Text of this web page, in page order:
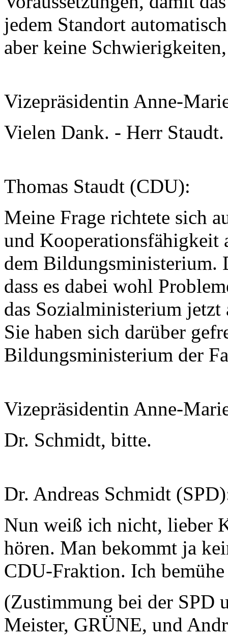
jedem Standort
aber keine
Vizepräsidentin Anne-
Vielen Dank. - Herr Staudt.
Thomas Staudt (CDU):
Meine Frage richtete sich
und Kooperationsfähigkeit
dem Bildungsministerium.
dass es dabei wohl
das Sozialministerium
Sie haben sich darüber
Bildungsministerium der
Vizepräsidentin Anne-
Dr. Schmidt, bitte.
Dr. Andreas Schmidt
Nun weiß ich nicht, lieber
hören. Man bekommt ja
CDU-Fraktion. Ich
(Zustimmung bei der SPD
Meister, GRÜNE, und